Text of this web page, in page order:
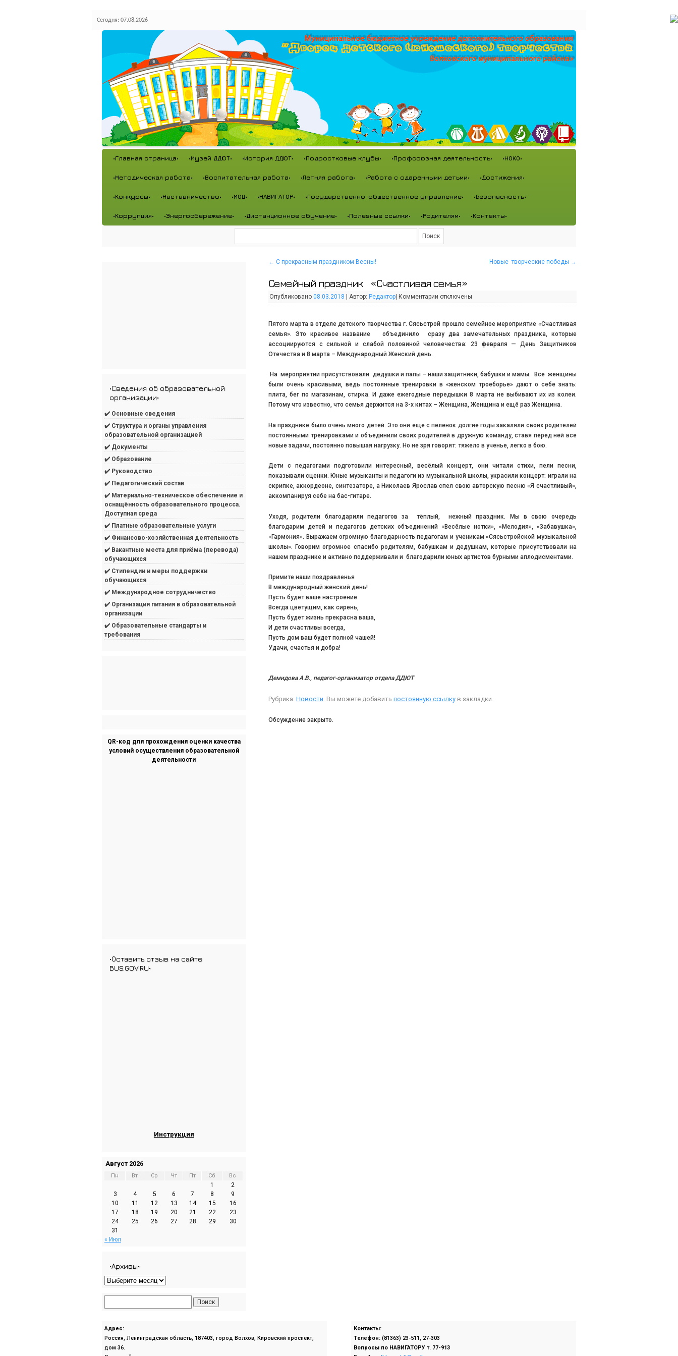
Сегодня: 07.08.2026
•Главная страница• •Музей ДДЮТ• •История ДДЮТ• •Подростковые клубы• •Профсоюзная деятельность• •НОКО•
•Методическая работа• •Воспитательная работа• •Летняя работа• •Работа с одаренными детьми• •Достижения•
•Конкурсы• •Наставничество• •МОЦ• •НАВИГАТОР• •Государственно-общественное управление• •Безопасность•
•Коррупция• •Энергосбережение• •Дистанционное обучение• •Полезные ссылки• •Родителям• •Контакты•
← С прекрасным праздником Весны! Новые творческие победы →
Семейный праздник «Счастливая семья»
Опубликовано 08.03.2018 Автор: Редактор| Комментарии отключены
Пятого марта в отделе детского творчества г. Сясьстрой прошло семейное мероприятие «Счастливая
семья». Это красивое название объединило сразу два замечательных праздника, которые
ассоциируются с сильной и слабой половиной человечества: 23 февраля — День Защитников
Отечества и 8 марта – Международный Женский день.
На мероприятии присутствовали дедушки и папы – наши защитники, бабушки и мамы. Все женщины
были очень красивыми, ведь постоянные тренировки в «женском троеборье» дают о себе знать:
плита, бег по магазинам, стирка. И даже ежегодные передышки 8 марта не выбивают их из колеи.
Потому что известно, что семья держится на 3-х китах – Женщина, Женщина и ещё раз Женщина.
На празднике было очень много детей. Это они еще с пеленок долгие годы закаляли своих родителей
постоянными тренировками и объединили своих родителей в дружную команду, ставя перед ней все
новые задачи, постоянно повышая нагрузку. Но не зря говорят: тяжело в ученье, легко в бою.
Дети с педагогами подготовили интересный, весёлый концерт, они читали стихи, пели песни,
показывали сценки. Юные музыканты и педагоги из музыкальной школы, украсили концерт: играли на
скрипке, аккордеоне, синтезаторе, а Николаев Ярослав спел свою авторскую песню «Я счастливый»,
аккомпанируя себе на бас-гитаре.
Уходя, родители благодарили педагогов за тёплый, нежный праздник. Мы в свою очередь
благодарим детей и педагогов детских объединений «Весёлые нотки», «Мелодия», «Забавушка»,
«Гармония». Выражаем огромную благодарность педагогам и ученикам «Сясьстройской музыкальной
школы». Говорим огромное спасибо родителям, бабушкам и дедушкам, которые присутствовали на
нашем празднике и активно поддерживали и благодарили юных артистов бурными аплодисментами.
Примите наши поздравленья
В международный женский день!
Пусть будет ваше настроение
Всегда цветущим, как сирень,
Пусть будет жизнь прекрасна ваша,
И дети счастливы всегда,
Пусть дом ваш будет полной чашей!
Удачи, счастья и добра!
Демидова А.В., педагог-организатор отдела ДДЮТ
Рубрика: Новости . Вы можете добавить постоянную ссылкув закладки.
Обсуждение закрыто.
•Сведения об образовательной
организации•
✔️ Основные сведения
✔️ Структура и органы управления
образовательной организацией
✔️ Документы
✔️ Образование
✔️ Руководство
✔️ Педагогический состав
✔️ Материально-техническое обеспечение и
оснащённость образовательного процесса.
Доступная среда
✔️ Платные образовательные услуги
✔️ Финансово-хозяйственная деятельность
✔️ Вакантные места для приёма (перевода)
обучающихся
✔️ Стипендии и меры поддержки
обучающихся
✔️ Международное сотрудничество
✔️ Организация питания в образовательной
организации
✔️ Образовательные стандарты и
требования
QR-код для прохождения оценки качества
условий осуществления образовательной
деятельности
•Оставить отзыв на сайте
BUS.GOV.RU•
Инструкция
Август 2026
Пн Вт Ср Чт Пт Сб Вс
1
2
3
4 5 6 7 8
9
10
11 12 13 14 15
16
17
18 19 20 21 22
23
24
25 26 27 28 29
30
31
« Июл
•Архивы•
Адрес:
Россия, Ленинградская область, 187403, город Волхов, Кировский проспект,
дом 36.
Контакты:
Телефон: (81363) 23-511, 27-303
Вопросы по НАВИГАТОРУ т. 77-913